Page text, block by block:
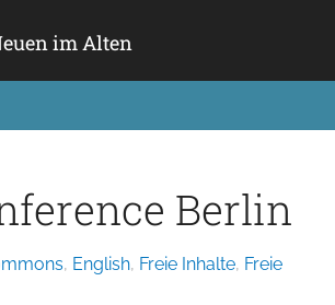
im Alten
Berlin
, English, Freie Inhalte, Freie